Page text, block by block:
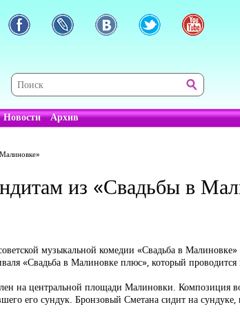
Новости Архив
из «Свадьбы в
музыкальной комедии «Свадьба в
«Свадьба в Малиновке плюс», который
на центральной площади Малиновки. Композиция
его сундук. Бронзовый Сметана сидит на